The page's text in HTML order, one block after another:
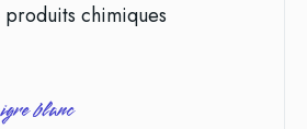
produits chimiques
blanc